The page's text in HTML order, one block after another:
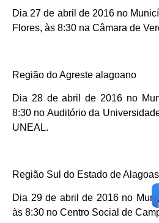
Dia 27 de abril de 2016 no
Flores, às 8:30 na Câmara de
Região do Agreste alagoano
Dia 28 de abril de 2016 no
8:30 no Auditório da
UNEAL.
Região Sul do Estado de Alagoas
Dia 29 de abril de 2016 no
às 8:30 no Centro Social de